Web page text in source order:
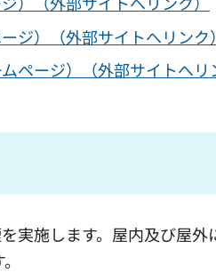
ジ）（外部サイトへリンク
ページ）（外部サイトへリ
実施します。屋内及び屋外